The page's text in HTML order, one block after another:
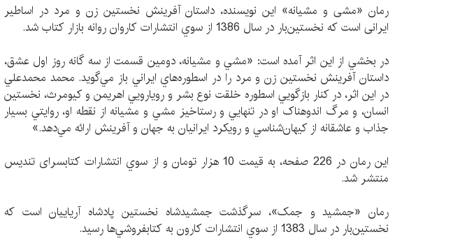
رمان «مشی و مشیانه» این نویسنده، داستان آفرینش نخستین زن و مرد در اساطیر
ایرانی است كه نخستين‌بار در سال 1386 از سوي انتشارات كاروان روانه بازار كتاب شد.
در بخشي از اين اثر آمده است: «مشي و مشيانه، دومين قسمت از سه گانه روز اول عشق،
داستان آفرينش نخستين زن و مرد را در اسطوره‌هاي ايراني باز مي‌گويد. محمد محمدعلي
در اين اثر، در کنار بازگويي اسطوره خلقت نوع بشر و رويارويي اهريمن و کيومرث، نخستين
انسان، و مرگ اندوهناک او در تنهايي و رستاخيز مشي و مشيانه از نقطه او، روايتي بسيار
جذاب و عاشقانه از کيهان‌شناسي و رويکرد ايرانيان به جهان و آفرينش ارائه مي‌دهد.»
این رمان در 226 صفحه، به قيمت 10 هزار تومان و از سوي انتشارات کتابسرای تندیس
منتشر شد.
رمان «ج‍م‍ش‍ی‍د و ج‍م‍ک‌»، سرگذشت جمشید‌شاه نخستین پادشاه آریاییان است كه
نخستين‌بار در سال 1383 از سوي انتشارات كارون به كتابفروشي‌ها رسيد.